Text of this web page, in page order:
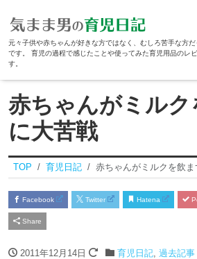
元々子供や赤ちゃんが好きな方ではなく、むしろ苦手な方
です。 育児の過程で感じたことや使ってみた育児用品のレ
す。
赤ちゃんがミルク
に大苦戦
TOP 育児日記 赤ちゃんがミルクを飲
Facebook Twitter Hatena
Share
2011年12月14日 育児日記, 過去記事